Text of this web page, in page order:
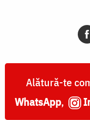
Alătură-te
WhatsApp,